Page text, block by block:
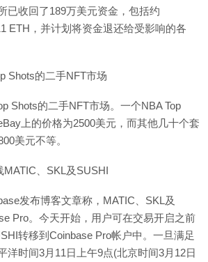
已收回了189万美元资金，包括约
ETH，并计划将资金退还给受影响的各
Shots的二手NFT市场
Shots的二手NFT市场。一个NBA Top
上的价格为2500美元，而其他几十个套
美元不等。
MATIC、SKL及SUSHI
发布博客文章称，MATIC、SKL及
Pro。今天开始，用户可在交易开启之前
转移到Coinbase Pro帐户中。一旦满足
洋时间3月11日上午9点(北京时间3月12日